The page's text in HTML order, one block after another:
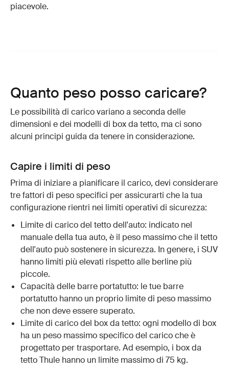
piacevole.
Quanto peso posso caricare?
Le possibilità di carico variano a seconda delle
dimensioni e dei modelli di box da tetto, ma ci sono
alcuni principi guida da tenere in considerazione.
Capire i limiti di peso
Prima di iniziare a pianificare il carico, devi considerare
tre fattori di peso specifici per assicurarti che la tua
configurazione rientri nei limiti operativi di sicurezza:
Limite di carico del tetto dell'auto: indicato nel
manuale della tua auto, è il peso massimo che il tetto
dell'auto può sostenere in sicurezza. In genere, i SUV
hanno limiti più elevati rispetto alle berline più
piccole.
Capacità delle barre portatutto: le tue barre
portatutto hanno un proprio limite di peso massimo
che non deve essere superato.
Limite di carico del box da tetto: ogni modello di box
ha un peso massimo specifico del carico che è
progettato per trasportare. Ad esempio, i box da
tetto Thule hanno un limite massimo di 75 kg.